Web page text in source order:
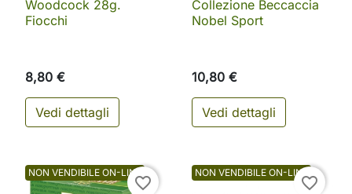
Woodcock 28g.
Fiocchi
8,80 €
Vedi dettagli
Collezione Beccaccia
Nobel Sport
10,80 €
Vedi dettagli
NON VENDIBILE ON-LINE
favorite_border
NON VENDIBILE ON-LINE
favorite_border